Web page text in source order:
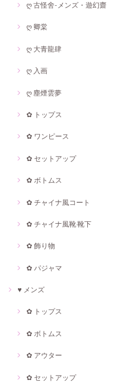
ღ 古怪舍-メンズ・遊幻齋
ღ 卿棠
ღ 大青龍肆
ღ 入画
ღ 塵煙雲夢
✿ トップス
✿ ワンピース
✿ セットアップ
✿ ボトムス
✿ チャイナ風コート
✿ チャイナ風靴·靴下
✿ 飾り物
✿ パジャマ
♥ メンズ
✿ トップス
✿ ボトムス
✿ アウター
✿ セットアップ